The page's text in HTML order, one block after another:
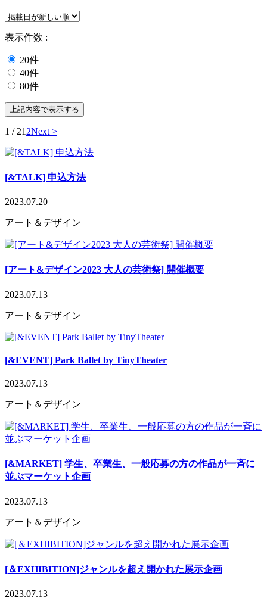
表示件数 :
20件 |
40件 |
80件
1 / 21 2Next >
[&TALK] 申込方法
2023.07.20
アート＆デザイン
[アート&デザイン2023 大人の芸術祭] 開催概要
2023.07.13
アート＆デザイン
[&EVENT] Park Ballet by TinyTheater
2023.07.13
アート＆デザイン
[&MARKET] 学生、卒業生、一般応募の方の作品が一斉に
並ぶマーケット企画
2023.07.13
アート＆デザイン
[＆EXHIBITION]ジャンルを超え開かれた展示企画
2023.07.13